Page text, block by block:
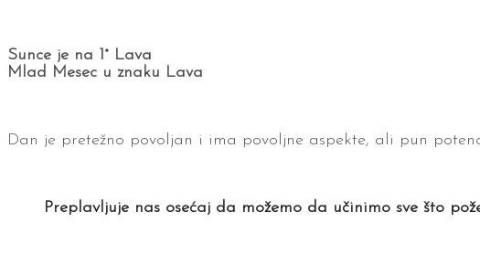
Sunce je na 1° Lava
Mlad Mesec u znaku Lava
Dan je pretežno povoljan i ima povoljne aspekte, ali pun
Preplavljuje nas osećaj da možemo da učinimo sve što